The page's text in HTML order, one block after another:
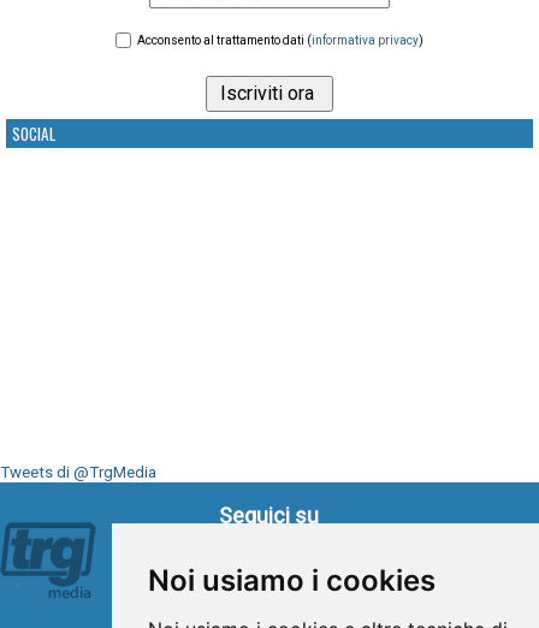
Noi usiamo i cookies
Acconsento al trattamento dati (informativa privacy)
SOCIAL
Tweets di @TrgMedia
Seguici su